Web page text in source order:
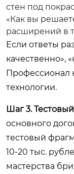
стен под
«Как вы
расширений в
Если ответы
качественно»,
Профессионал
технологии.
Шаг 3.
основного
тестовый
10-20 тыс.
мастерства